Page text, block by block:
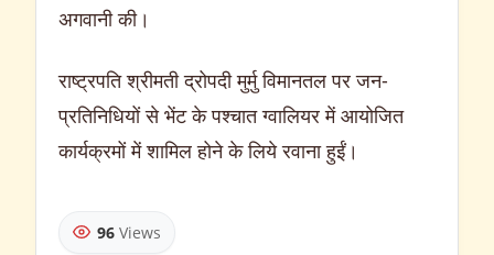
अगवानी की।
राष्ट्रपति श्रीमती द्रोपदी मुर्मु विमानतल पर जन-
प्रतिनिधियों से भेंट के पश्चात ग्वालियर में आयोजित
कार्यक्रमों में शामिल होने के लिये रवाना हुईं।
96 Views